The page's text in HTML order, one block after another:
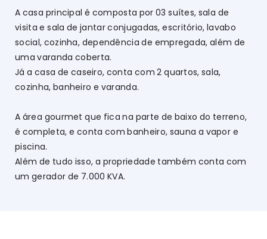
A casa principal é composta por 03 suítes, sala de
visita e sala de jantar conjugadas, escritório, lavabo
social, cozinha, dependência de empregada, além de
uma varanda coberta.
Já a casa de caseiro, conta com 2 quartos, sala,
cozinha, banheiro e varanda.
A área gourmet que fica na parte de baixo do terreno,
é completa, e conta com banheiro, sauna a vapor e
piscina.
Além de tudo isso, a propriedade também conta com
um gerador de 7.000 KVA.